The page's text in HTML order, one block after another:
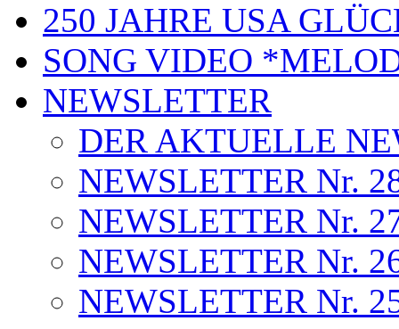
250 JAHRE USA
SONG VIDEO
NEWSLETTER
DER AKTUELLE
NEWSLETTER Nr.
NEWSLETTER Nr.
NEWSLETTER Nr.
NEWSLETTER Nr.